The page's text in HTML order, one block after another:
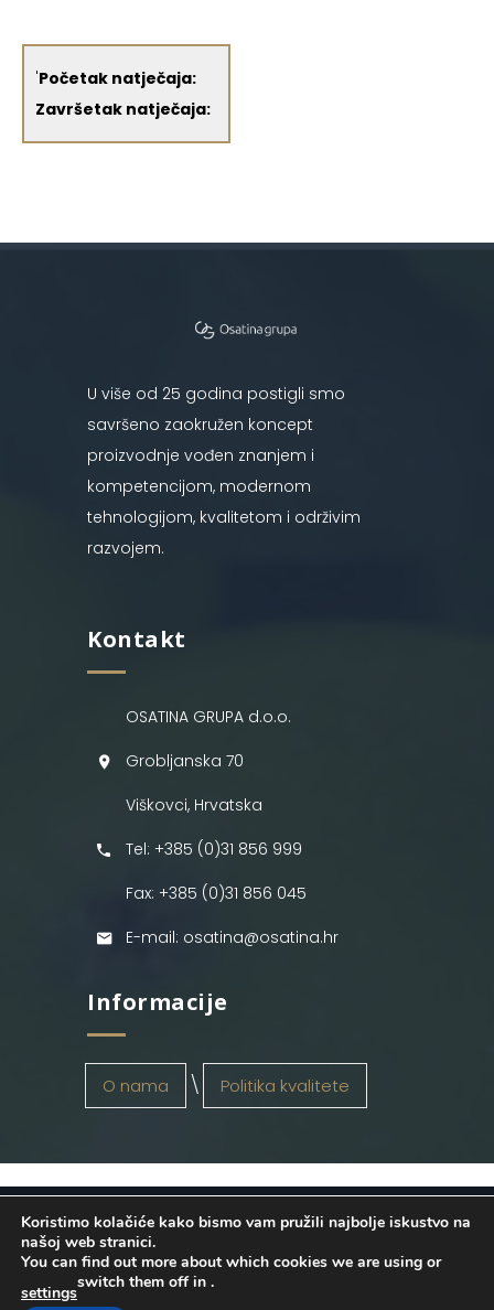
'Početak natječaja:
Završetak natječaja:
U više od 25 godina postigli smo
savršeno zaokružen koncept
proizvodnje vođen znanjem i
kompetencijom, modernom
tehnologijom, kvalitetom i održivim
razvojem.
Kontakt
OSATINA GRUPA d.o.o.
Grobljanska 70
Viškovci, Hrvatska
Tel: +385 (0)31 856 999
Fax: +385 (0)31 856 045
E-mail: osatina@osatina.hr
Informacije
O nama Politika kvalitete
OSATINA GRUPA d.o.o. 2026
. Configured
byINFOS Osijek. Sva prava pridržana.
Koristimo kolačiće kako bismo vam pružili najbolje iskustvo na
našoj web stranici.
You can find out more about which cookies we are using or
switch them off in
settings
.